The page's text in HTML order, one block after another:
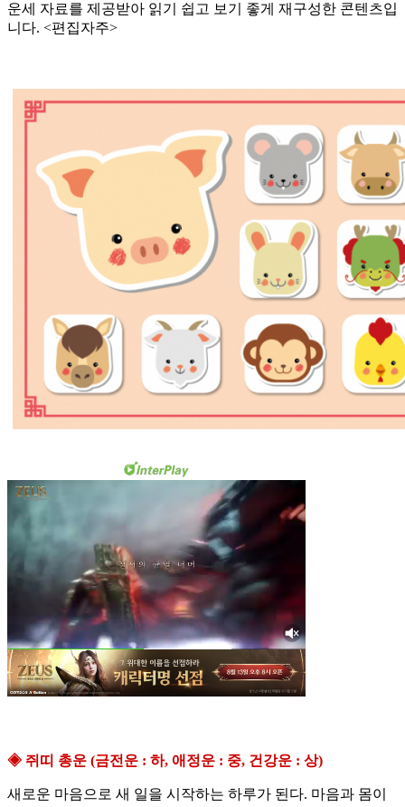
운세 자료를 제공받아 읽기 쉽고 보기 좋게 재구성한 콘텐츠입
니다. <편집자주>
◈ 쥐띠 총운 (금전운 : 하, 애정운 : 중, 건강운 : 상)
새로운 마음으로 새 일을 시작하는 하루가 된다. 마음과 몸이